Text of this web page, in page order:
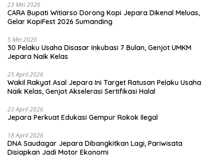
23 Mei 2026
CARA Bupati Witiarso Dorong Kopi Jepara Dikenal Meluas,
Gelar KopiFest 2026 Sumanding
5 Mei 2026
30 Pelaku Usaha Disasar Inkubasi 7 Bulan, Genjot UMKM
Jepara Naik Kelas
25 April 2026
Wakil Rakyat Asal Jepara Ini Target Ratusan Pelaku Usaha
Naik Kelas, Genjot Akselerasi Sertifikasi Halal
23 April 2026
Jepara Perkuat Edukasi Gempur Rokok Ilegal
18 April 2026
DNA Saudagar Jepara Dibangkitkan Lagi, Pariwisata
Disiapkan Jadi Motor Ekonomi